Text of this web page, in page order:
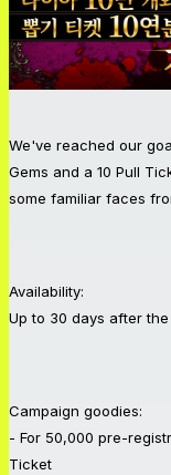
We've reached our
Gems and a 10 Pull
some familiar faces
Availability:
Up to 30 days after
Campaign goodies:
- For 50,000 pre-
Ticket